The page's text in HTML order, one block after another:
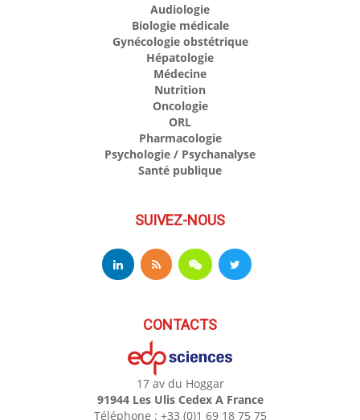
Audiologie
Biologie médicale
Gynécologie obstétrique
Hépatologie
Médecine
Nutrition
Oncologie
ORL
Pharmacologie
Psychologie / Psychanalyse
Santé publique
SUIVEZ-NOUS
CONTACTS
17 av du Hoggar
91944 Les Ulis Cedex A France
Téléphone : +33 (0)1 69 18 75 75